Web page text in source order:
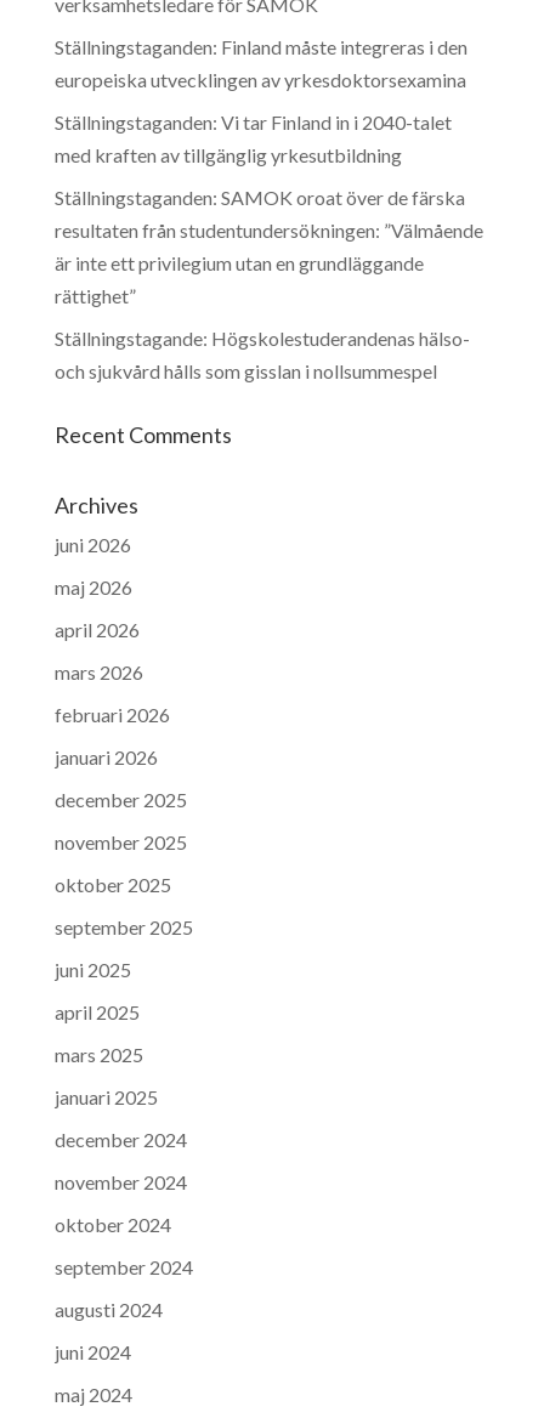
Ställningstaganden: Finland måste integreras i den
europeiska utvecklingen av yrkesdoktorsexamina
Ställningstaganden: Vi tar Finland in i 2040-talet
med kraften av tillgänglig yrkesutbildning
Ställningstaganden: SAMOK oroat över de färska
resultaten från studentundersökningen: ”Välmående
är inte ett privilegium utan en grundläggande
rättighet”
Ställningstagande: Högskolestuderandenas hälso-
och sjukvård hålls som gisslan i nollsummespel
Recent Comments
Archives
juni 2026
maj 2026
april 2026
mars 2026
februari 2026
januari 2026
december 2025
november 2025
oktober 2025
september 2025
juni 2025
april 2025
mars 2025
januari 2025
december 2024
november 2024
oktober 2024
september 2024
augusti 2024
juni 2024
maj 2024